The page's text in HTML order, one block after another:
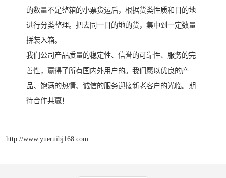
的数量不足整箱的小票货运后，根据货类性质和目的地
进行分类整理。把去同一目的地的货，集中到一定数量
拼装入箱。
我们公司产品质量的稳定性、信誉的可靠性、服务的完
善性，赢得了所有国内外用户的。我们愿以优良的产
品、饱满的热情、诚信的服务迎接新老客户的光临。期
待合作共赢！
http://www.yueruibj168.com